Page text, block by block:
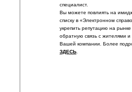
специалист.
Вы можете повлиять на
списку в «Электронном
укрепить репутацию на
обратную связь с жителями и
Вашей компании. Более
ЗДЕСЬ